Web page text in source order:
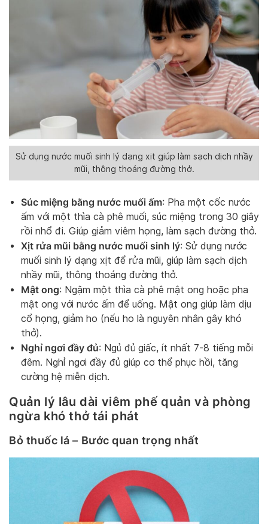
Sử dụng nước muối sinh lý dạng xịt giúp làm sạch dịch nhầy
mũi, thông thoáng đường thở.
Súc miệng bằng nước muối ấm: Pha một cốc nước
ấm với một thìa cà phê muối, súc miệng trong 30 giây
rồi nhổ đi. Giúp giảm viêm họng, làm sạch đường thở.
Xịt rửa mũi bằng nước muối sinh lý: Sử dụng nước
muối sinh lý dạng xịt để rửa mũi, giúp làm sạch dịch
nhầy mũi, thông thoáng đường thở.
Mật ong: Ngậm một thìa cà phê mật ong hoặc pha
mật ong với nước ấm để uống. Mật ong giúp làm dịu
cổ họng, giảm ho (nếu ho là nguyên nhân gây khó
thở).
Nghỉ ngơi đầy đủ: Ngủ đủ giấc, ít nhất 7-8 tiếng mỗi
đêm. Nghỉ ngơi đầy đủ giúp cơ thể phục hồi, tăng
cường hệ miễn dịch.
Quản lý lâu dài viêm phế quản và phòng
ngừa khó thở tái phát
Bỏ thuốc lá – Bước quan trọng nhất